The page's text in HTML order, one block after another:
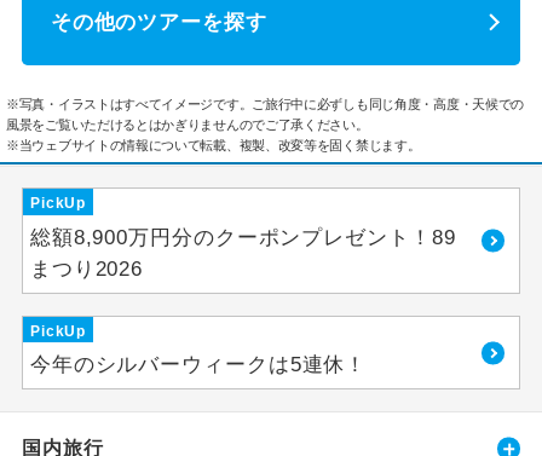
その他のツアーを探す
※写真・イラストはすべてイメージです。ご旅行中に必ずしも同じ角度・高度・天候での
風景をご覧いただけるとはかぎりませんのでご了承ください。
※当ウェブサイトの情報について転載、複製、改変等を固く禁じます。
PickUp
総額8,900万円分のクーポンプレゼント！89
まつり2026
PickUp
今年のシルバーウィークは5連休！
国内旅行